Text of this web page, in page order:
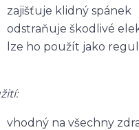
zajišťuje klidný spánek
odstraňuje škodlivé
lze ho použít jako
vhodný na všechny